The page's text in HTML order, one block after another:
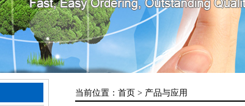
当前位置： 首页 > 产品与应用